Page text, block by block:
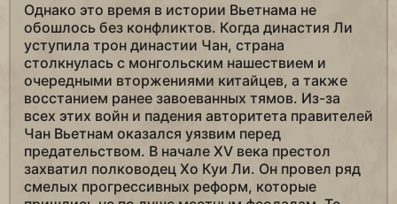
Однако это время в истории Вьетнама не
обошлось без конфликтов. Когда династия Ли
уступила трон династии Чан, страна
столкнулась с монгольским нашествием и
очередными вторжениями китайцев, а также
восстанием ранее завоеванных тямов. Из-за
всех этих войн и падения авторитета правителей
Чан Вьетнам оказался уязвим перед
предательством. В начале XV века престол
захватил полководец Хо Куи Ли. Он провел ряд
смелых прогрессивных реформ, которые